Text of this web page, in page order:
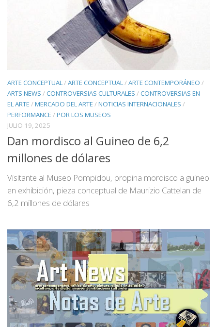
ARTE CONCEPTUAL/ARTE CONCEPTUAL/ARTE CONTEMPORÁNEO /
ARTS NEWS /CONTROVERSIAS CULTURALES /CONTROVERSIAS EN
EL ARTE /MERCADO DEL ARTE /NOTICIAS INTERNACIONALES /
PERFORMANCE /POR LOS MUSEOS
JULIO 19, 2025
Dan mordisco al Guineo de 6,2
millones de dólares
Visitante al Museo Pompidou, propina mordisco a guineo
en exhibición, pieza conceptual de Maurizio Cattelan de
6,2 millones de dólares